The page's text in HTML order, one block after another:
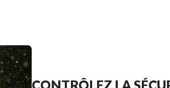
CONTRÔLEZ LA